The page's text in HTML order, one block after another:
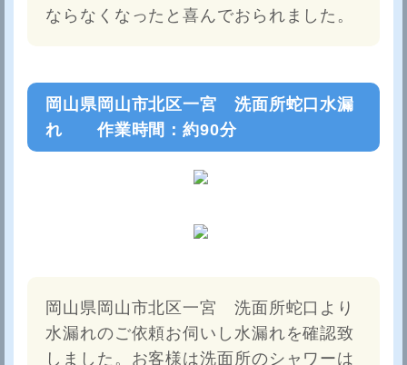
ならなくなったと喜んでおられました。
岡山県岡山市北区一宮 洗面所蛇口水漏
れ 作業時間：約90分
岡山県岡山市北区一宮 洗面所蛇口より
水漏れのご依頼お伺いし水漏れを確認致
しました。お客様は洗面所のシャワーは